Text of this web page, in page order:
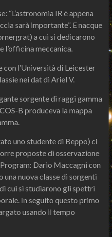
“L’astronomia IR è appena
sarà importante”. E nacque
a cui si dedicarono
l’officina meccanica.
l’Università di Leicester
nei dat di Ariel V.
sorgente di raggi gamma
B produceva la mappa
uno studente di Beppo) ci
proposte di osservazione
Dario Maccagni con
nuova classe di sorgenti
cui si studiarono gli spettri
In seguito questo primo
usando il tempo